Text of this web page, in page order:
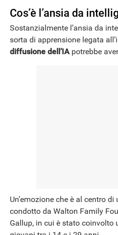
Cos’è l’ansia da
Sostanzialmente l’ansia da
sorta di apprensione legata
diffusione dell’IApotrebbe
Un’emozione che è al centro
condotto da Walton Family
Gallup, in cui è stato coinvolto